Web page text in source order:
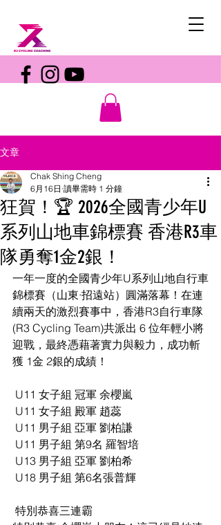
文章
狂賀！🏆 2026全國青少年U
系列山地車錦標賽 香港R3車
隊勇奪1金2銀！
Chak Shing Cheng
6月16日 讀畢需時 1 分鐘
一年一度的全國青少年U系列山地自行車
錦標賽（山東·招遠站）圓滿落幕！在連
續兩天的激烈賽事中，香港R3自行車隊
(R3 Cycling Team)共派出 6 位年輕小將
迎戰，最終憑藉著實力與毅力，成功斬
獲 1金 2銀的成績！
U11 女子組 冠軍 余櫻嵐
U11 女子組 殿軍 趙蕊
U11 男子組 亞軍 劉柏謙
U11 男子組 第9名 羅智培
U13 男子組 亞軍 劉柏希
U18 男子組 第6名張普輝
特別恭喜三連霸